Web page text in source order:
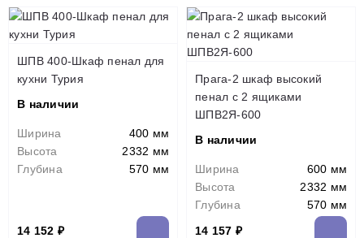
ШПВ 400-Шкаф пенал для
кухни Турия
В наличии
Ширина
400 мм
Высота
2332 мм
Глубина
570 мм
14 152 ₽
Прага-2 шкаф высокий
пенал с 2 ящиками
ШПВ2Я-600
В наличии
Ширина
600 мм
Высота
2332 мм
Глубина
570 мм
14 157 ₽